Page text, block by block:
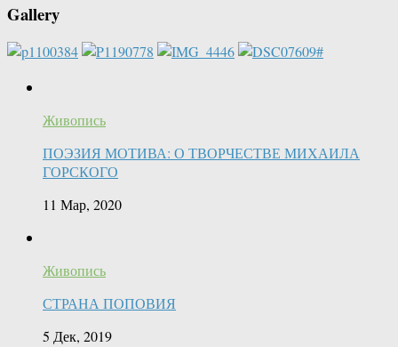
Gallery
Живопись
ПОЭЗИЯ МОТИВА: О ТВОРЧЕСТВЕ МИХАИЛА
ГОРСКОГО
11 Мар, 2020
Живопись
СТРАНА ПОПОВИЯ
5 Дек, 2019